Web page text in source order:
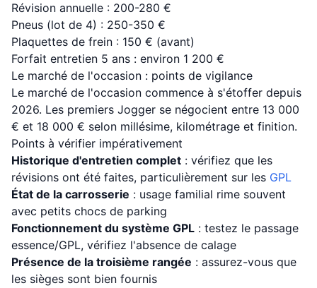
Révision annuelle : 200-280 €
Pneus (lot de 4) : 250-350 €
Plaquettes de frein : 150 € (avant)
Forfait entretien 5 ans : environ 1 200 €
Le marché de l'occasion : points de vigilance
Le marché de l'occasion commence à s'étoffer depuis
2026. Les premiers Jogger se négocient entre 13 000
€ et 18 000 € selon millésime, kilométrage et finition.
Points à vérifier impérativement
Historique d'entretien complet : vérifiez que les
révisions ont été faites, particulièrement sur les GPL
État de la carrosserie : usage familial rime souvent
avec petits chocs de parking
Fonctionnement du système GPL : testez le passage
essence/GPL, vérifiez l'absence de calage
Présence de la troisième rangée : assurez-vous que
les sièges sont bien fournis